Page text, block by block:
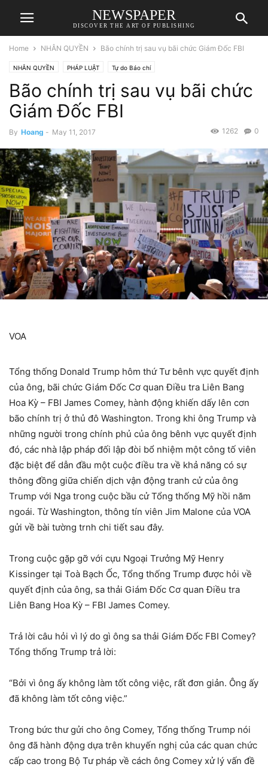
NEWSPAPER
DISCOVER THE ART OF PUBLISHING
Home NHÂN QUYỀN Bão chính trị sau vụ bãi chức Giám Đốc FBI
NHÂN QUYỀN PHÁP LUẬT Tự do Báo chí
Bão chính trị sau vụ bãi chức
Giám Đốc FBI
By Hoang - May 11, 2017 0
1262
VOA
Tổng thống Donald Trump hôm thứ Tư bênh vực quyết định
của ông, bãi chức Giám Đốc Cơ quan Điều tra Liên Bang
Hoa Kỳ – FBI James Comey, hành động khiến dấy lên cơn
bão chính trị ở thủ đô Washington. Trong khi ông Trump và
những người trong chính phủ của ông bênh vực quyết định
đó, các nhà lập pháp đối lập đòi bổ nhiệm một công tố viên
đặc biệt để dẫn đầu một cuộc điều tra về khả năng có sự
thông đồng giữa chiến dịch vận động tranh cử của ông
Trump với Nga trong cuộc bầu cử Tổng thống Mỹ hồi năm
ngoái. Từ Washington, thông tín viên Jim Malone của VOA
gửi về bài tường trnh chi tiết sau đây.
Trong cuộc gặp gỡ với cựu Ngoại Trưởng Mỹ Henry
Kissinger tại Toà Bạch Ốc, Tổng thống Trump được hỏi về
quyết định của ông, sa thải Giám Đốc Cơ quan Điều tra
Liên Bang Hoa Kỳ – FBI James Comey.
Trả lời câu hỏi vì lý do gì ông sa thải Giám Đốc FBI Comey?
Tổng thống Trump trả lời:
“Bởi vì ông ấy không làm tốt công việc, rất đơn giản. Ông ấy
đã không làm tốt công việc.”
Trong bức thư gửi cho ông Comey, Tổng thống Trump nói
ông đã hành động dựa trên khuyến nghị của các quan chức
cấp cao trong Bộ Tư pháp về cách ông Comey xử lý vấn đề